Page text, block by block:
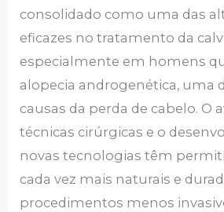
consolidado como uma das
eficazes no tratamento da
especialmente em homens
alopecia androgenética, uma
causas da perda de cabelo. O
técnicas cirúrgicas e o
novas tecnologias têm
cada vez mais naturais e
procedimentos menos